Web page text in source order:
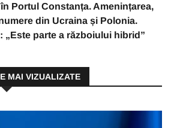
Portul Constanța. Amenințarea,
din Ucraina și Polonia.
„Este parte a războiului hibrid”
MAI VIZUALIZATE